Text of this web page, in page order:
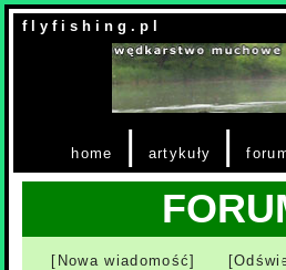
f l y f i s h i n g . p l
home | artykuły |
[Nowa wiadomość]